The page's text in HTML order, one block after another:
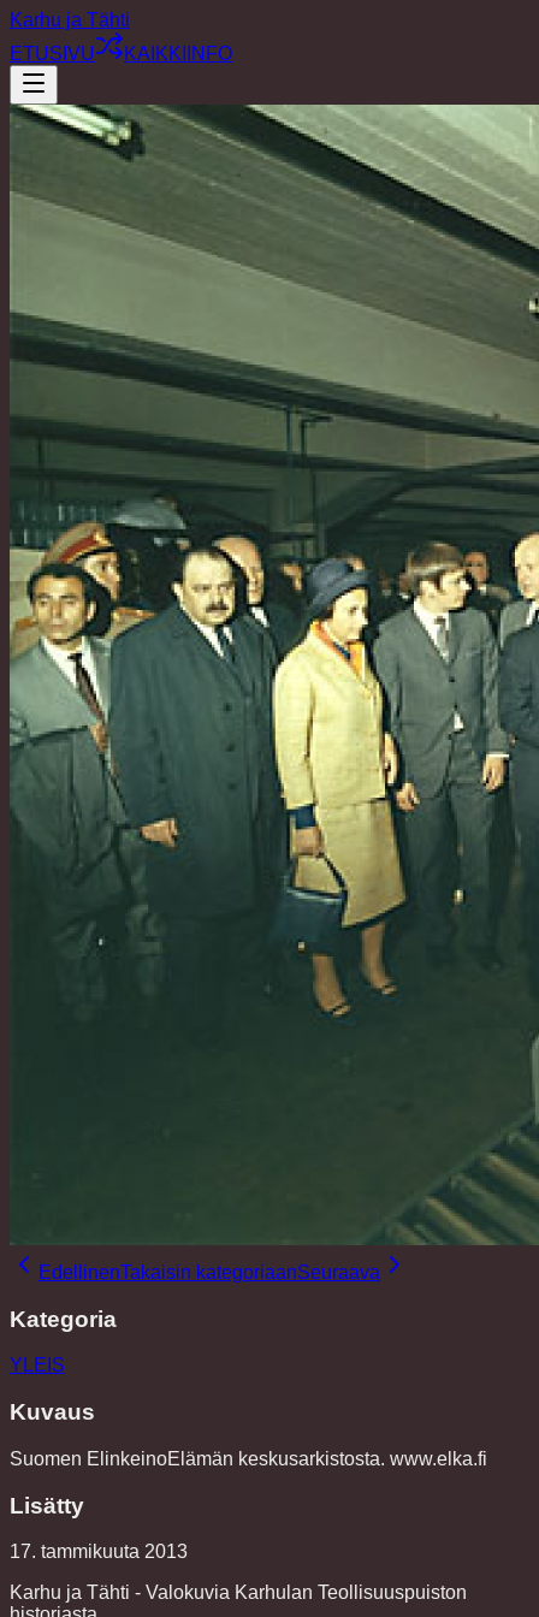
Karhu ja Tähti
ETUSIVU
KAIKKI INFO
EdellinenTakaisin kategoriaanSeuraava
Kategoria
YLEIS
Kuvaus
Suomen ElinkeinoElämän keskusarkistosta. www.elka.fi
Lisätty
17. tammikuuta 2013
Karhu ja Tähti - Valokuvia Karhulan Teollisuuspuiston